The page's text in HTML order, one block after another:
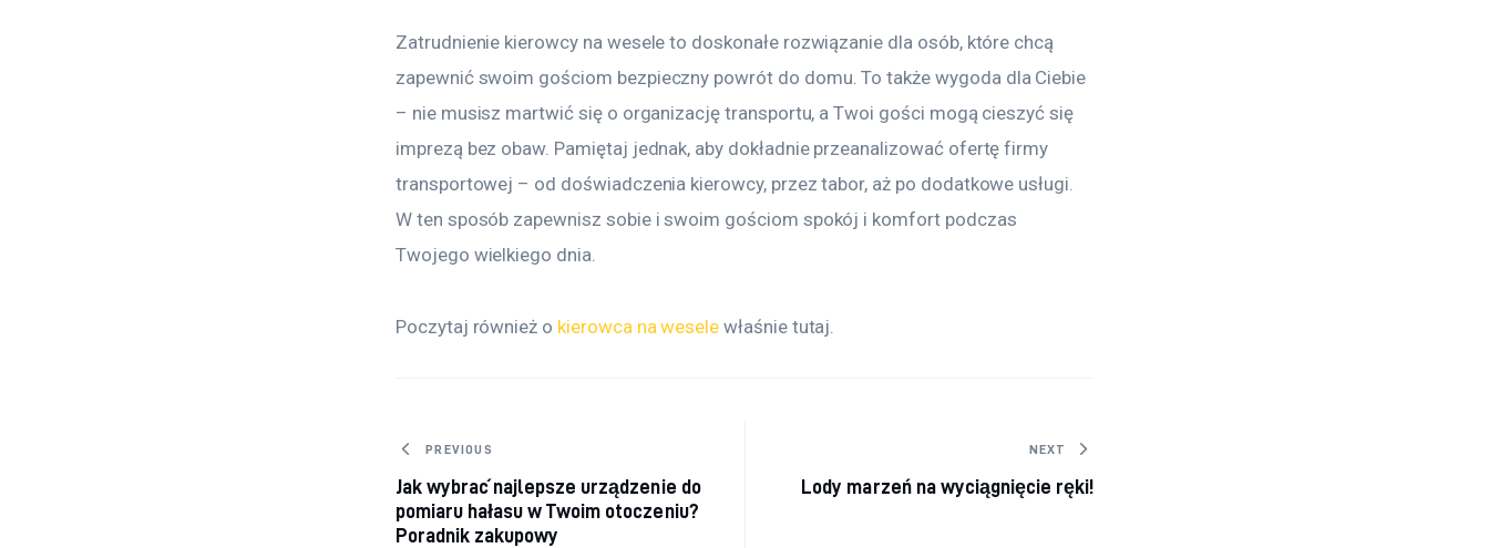
Zatrudnienie kierowcy na wesele to doskonałe rozwiązanie dla osób, które chcą
zapewnić swoim gościom bezpieczny powrót do domu. To także wygoda dla Ciebie
– nie musisz martwić się o organizację transportu, a Twoi gości mogą cieszyć się
imprezą bez obaw. Pamiętaj jednak, aby dokładnie przeanalizować ofertę firmy
transportowej – od doświadczenia kierowcy, przez tabor, aż po dodatkowe usługi.
W ten sposób zapewnisz sobie i swoim gościom spokój i komfort podczas
Twojego wielkiego dnia.
Poczytaj również o kierowca na wesele właśnie tutaj.
Nawigacja wpisu
PREVIOUS
Jak wybrać najlepsze urządzenie do
pomiaru hałasu w Twoim otoczeniu?
Poradnik zakupowy
NEXT
Lody marzeń na wyciągnięcie ręki!